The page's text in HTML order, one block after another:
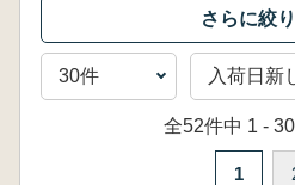
全52件中 1 -
1